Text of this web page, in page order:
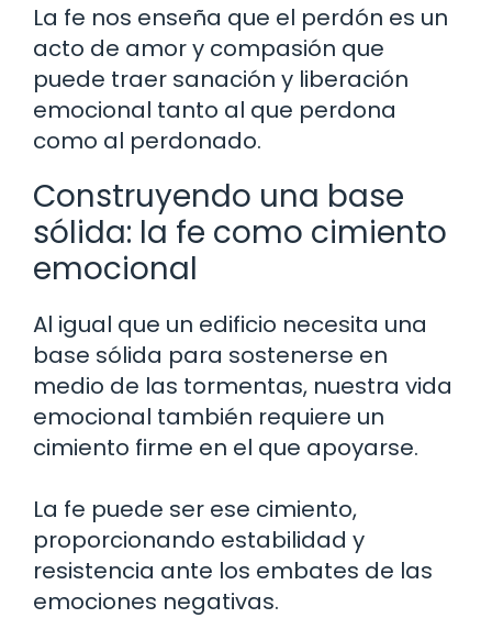
La fe nos enseña que el perdón es un
acto de amor y compasión que
puede traer sanación y liberación
emocional tanto al que perdona
como al perdonado.
Construyendo una base
sólida: la fe como cimiento
emocional
Al igual que un edificio necesita una
base sólida para sostenerse en
medio de las tormentas, nuestra vida
emocional también requiere un
cimiento firme en el que apoyarse.
La fe puede ser ese cimiento,
proporcionando estabilidad y
resistencia ante los embates de las
emociones negativas.